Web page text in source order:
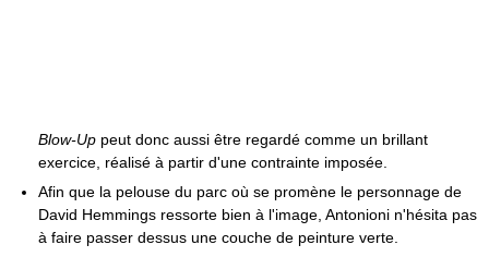
Blow-Up peut donc aussi être regardé comme un brillant
exercice, réalisé à partir d'une contrainte imposée.
Afin que la pelouse du parc où se promène le personnage de
David Hemmings ressorte bien à l'image, Antonioni n'hésita pas
à faire passer dessus une couche de peinture verte.